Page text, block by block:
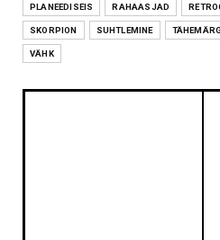
PLANEEDISEIS RAHAASJAD
SKORPION SUHTLEMINE
VÄHK